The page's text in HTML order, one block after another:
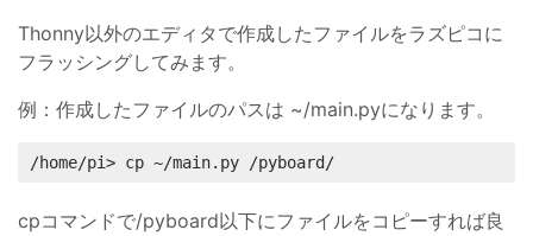
Thonny以外のエディタで作成したファイルをラズピコに
フラッシングしてみます。
例：作成したファイルのパスは ~/main.pyになります。
/home/pi> cp ~/main.py /pyboard/
cpコマンドで/pyboard以下にファイルをコピーすれば良